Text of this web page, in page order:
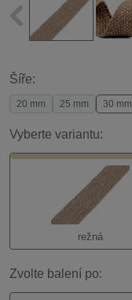
Šíře:
20 mm 25 mm 30 mm
Vyberte variantu:
režná
Zvolte balení po: